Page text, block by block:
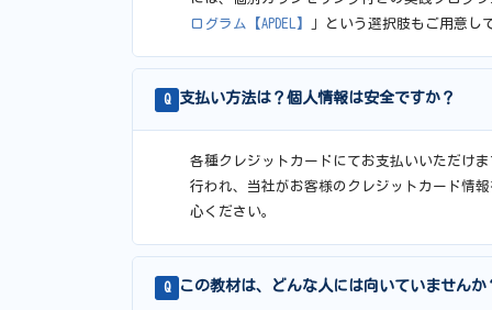
ログラム【APDEL】
」という選択肢もご用意し
Q 支払い方法は？個人情報は安全ですか？
各種クレジットカードにてお支払いいただけ
行われ、当社がお客様のクレジットカード情
心ください。
Q この教材は、どんな人には向いていませんか